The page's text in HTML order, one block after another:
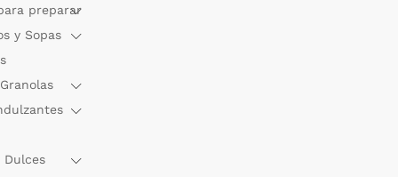
preparar
y Sopas
Dulces